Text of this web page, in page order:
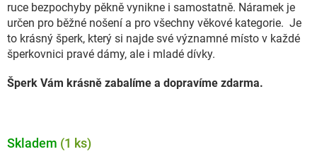
ruce bezpochyby pěkně vynikne i samostatně. Náramek je
určen pro běžné nošení a pro všechny věkové kategorie. Je
to krásný šperk, který si najde své významné místo v každé
šperkovnici pravé dámy, ale i mladé dívky.
Šperk Vám krásně zabalíme a dopravíme zdarma.
Skladem (1 ks)